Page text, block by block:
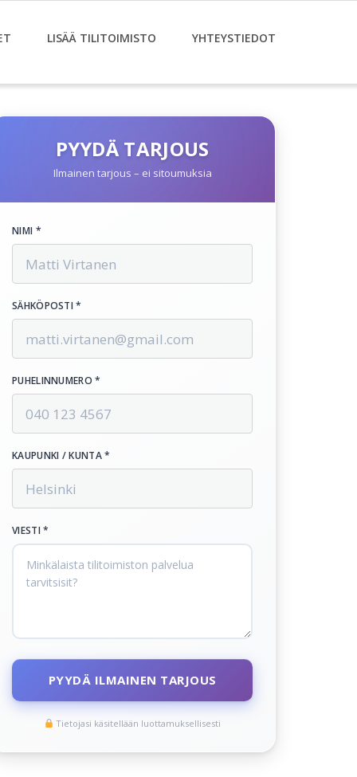
LISÄÄ TILITOIMISTO YHTEYSTIEDOT
PYYDÄ TARJOUS
Ilmainen tarjous – ei sitoumuksia
NIMI *
SÄHKÖPOSTI *
PUHELINNUMERO *
KAUPUNKI / KUNTA *
VIESTI *
PYYDÄ ILMAINEN TARJOUS
Tietojasi käsitellään luottamuksellisesti